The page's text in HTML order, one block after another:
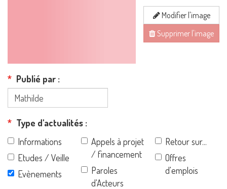
Modifier l'image
Supprimer l'image
Publié par
Type d'actualités
Informations
Etudes / Veille
Evènements
Appels à projet
/ financement
Paroles
d'Acteurs
Retour sur...
Offres
d'emplois